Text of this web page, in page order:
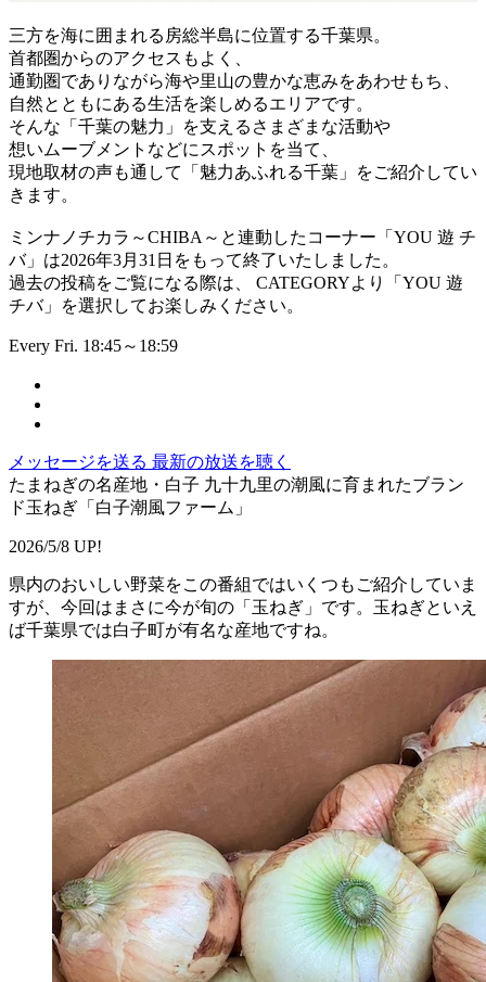
三方を海に囲まれる房総半島に位置する千葉県。
首都圏からのアクセスもよく、
通勤圏でありながら海や里山の豊かな恵みをあわせもち、
自然とともにある生活を楽しめるエリアです。
そんな「千葉の魅力」を支えるさまざまな活動や
想いムーブメントなどにスポットを当て、
現地取材の声も通して「魅力あふれる千葉」をご紹介してい
きます。
ミンナノチカラ～CHIBA～と連動したコーナー「YOU 遊 チ
バ」は2026年3月31日をもって終了いたしました。
過去の投稿をご覧になる際は、 CATEGORYより「YOU 遊
チバ」を選択してお楽しみください。
Every Fri. 18:45～18:59
メッセージを送る 最新の放送を聴く
たまねぎの名産地・白子 九十九里の潮風に育まれたブラン
ド玉ねぎ「白子潮風ファーム」
2026/5/8 UP!
県内のおいしい野菜をこの番組ではいくつもご紹介していま
すが、今回はまさに今が旬の「玉ねぎ」です。玉ねぎといえ
ば千葉県では白子町が有名な産地ですね。